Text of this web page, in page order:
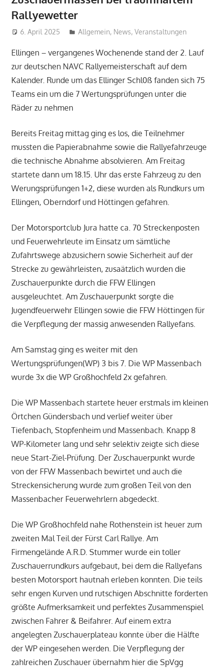
Rallyewetter
6. April 2025 mj
Allgemein, News,Veranstaltungen
Ellingen – vergangenes Wochenende stand der 2. Lauf
zur deutschen NAVC Rallyemeisterschaft auf dem
Kalender. Runde um das Ellinger Schl0ß fanden sich 75
Teams ein um die 7 Wertungsprüfungen unter die
Räder zu nehmen
Bereits Freitag mittag ging es los, die Teilnehmer
mussten die Papierabnahme sowie die Rallyefahrzeuge
die technische Abnahme absolvieren. Am Freitag
startete dann um 18.15. Uhr das erste Fahrzeug zu den
Werungsprüfungen 1+2, diese wurden als Rundkurs um
Ellingen, Oberndorf und Höttingen gefahren.
Der Motorsportclub Jura hatte ca. 70 Streckenposten
und Feuerwehrleute im Einsatz um sämtliche
Zufahrtswege abzusichern sowie Sicherheit auf der
Strecke zu gewährleisten, zusaätzlich wurden die
Zuschauerpunkte durch die FFW Ellingen
ausgeleuchtet. Am Zuschauerpunkt sorgte die
Jugendfeuerwehr Ellingen sowie die FFW Höttingen für
die Verpflegung der massig anwesenden Rallyefans.
Am Samstag ging es weiter mit den
Wertungsprüfungen(WP) 3 bis 7. Die WP Massenbach
wurde 3x die WP Großhochfeld 2x gefahren.
Die WP Massenbach startete heuer erstmals im kleinen
Örtchen Gündersbach und verlief weiter über
Tiefenbach, Stopfenheim und Massenbach. Knapp 8
WP-Kilometer lang und sehr selektiv zeigte sich diese
neue Start-Ziel-Prüfung. Der Zuschauerpunkt wurde
von der FFW Massenbach bewirtet und auch die
Streckensicherung wurde zum großen Teil von den
Massenbacher Feuerwehrlern abgedeckt.
Die WP Großhochfeld nahe Rothenstein ist heuer zum
zweiten Mal Teil der Fürst Carl Rallye. Am
Firmengelände A.R.D. Stummer wurde ein toller
Zuschauerrundkurs aufgebaut, bei dem die Rallyefans
besten Motorsport hautnah erleben konnten. Die teils
sehr engen Kurven und rutschigen Abschnitte forderten
größte Aufmerksamkeit und perfektes Zusammenspiel
zwischen Fahrer & Beifahrer. Auf einem extra
angelegten Zuschauerplateau konnte über die Hälfte
der WP eingesehen werden. Die Verpflegung der
zahlreichen Zuschauer übernahm hier die SpVgg